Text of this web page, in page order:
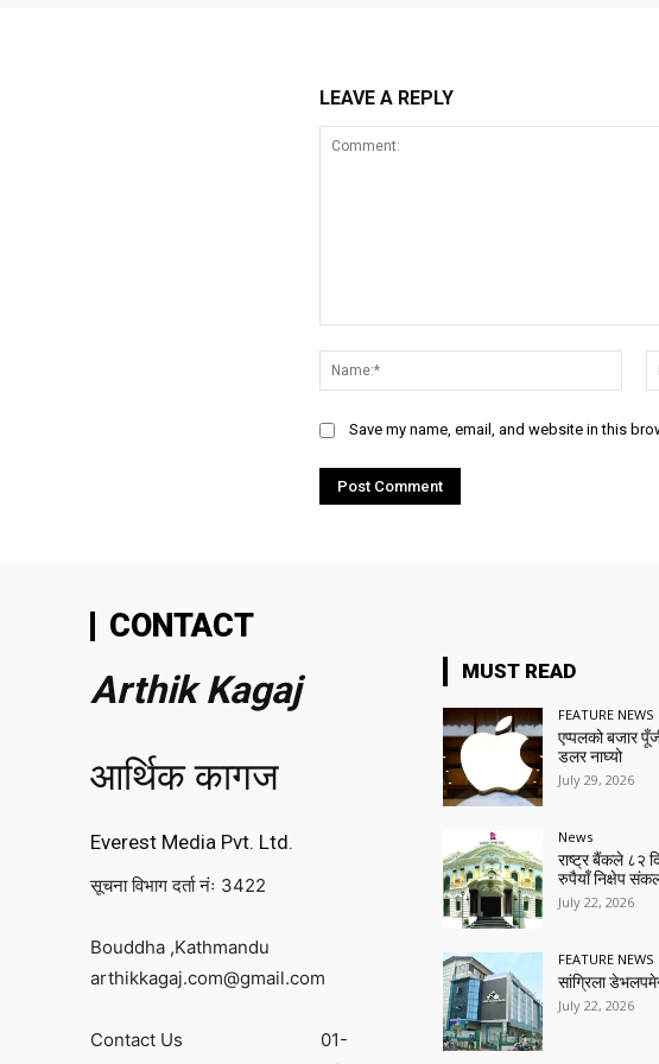
LEAVE A REPLY
Save my name, email, and website in this
CONTACT
Arthik Kagaj
आर्थिक कागज
Everest Media Pvt. Ltd.
सूचना विभाग दर्ता नंः 3422
Bouddha ,Kathmandu
arthikkagaj.com@gmail.com
Contact Us 01-
MUST READ
FEATURE NEWS
एप्पलको बजार
डलर नाघ्यो
July 29, 2026
News
राष्ट्र बैंकले ८२
रुपैयाँ निक्षेप
July 22, 2026
FEATURE NEWS
सांग्रिला
July 22, 2026